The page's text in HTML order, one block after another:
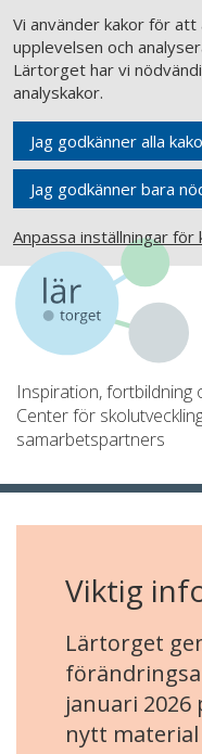
Vi använder kakor för
upplevelsen och
Lärtorget har vi
analyskakor.
Jag godkänner alla
Jag godkänner bara
Anpassa inställningar för
Inspiration, fortbildning
Center för
samarbetspartners
Viktig
Lärtorget
januari 2026
nytt material